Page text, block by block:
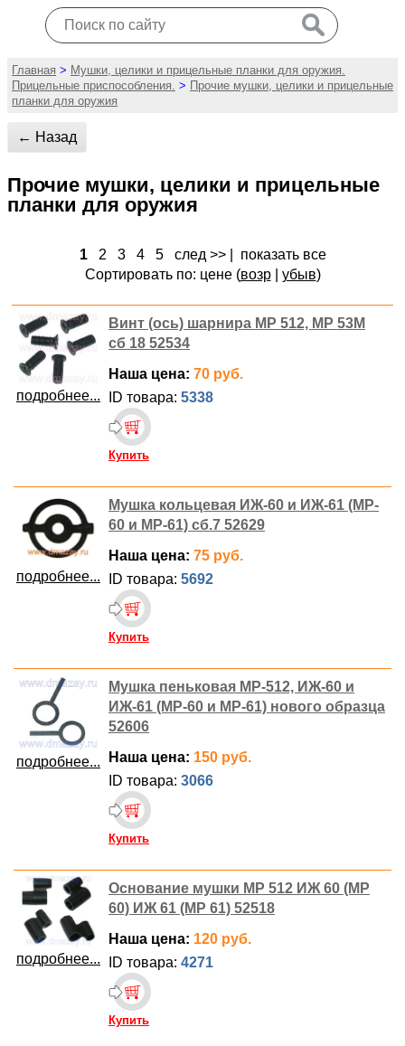
Главная > Мушки, целики и прицельные планки для оружия.
Прицельные приспособления. > Прочие мушки, целики и прицельные
планки для оружия
← Назад
Прочие мушки, целики и прицельные
планки для оружия
1 2 3 4 5 след >>| показать все
Сортировать по: цене (возр| убыв)
подробнее...
Винт (ось) шарнира МР 512, МР 53М
сб 18 52534
Наша цена: 70 руб.
ID товара: 5338
Купить
подробнее...
Мушка кольцевая ИЖ-60 и ИЖ-61 (MP-
60 и MP-61) сб.7 52629
Наша цена: 75 руб.
ID товара: 5692
Купить
подробнее...
Мушка пеньковая МР-512, ИЖ-60 и
ИЖ-61 (MP-60 и MP-61) нового образца
52606
Наша цена: 150 руб.
ID товара: 3066
Купить
подробнее...
Основание мушки MP 512 ИЖ 60 (MP
60) ИЖ 61 (MP 61) 52518
Наша цена: 120 руб.
ID товара: 4271
Купить